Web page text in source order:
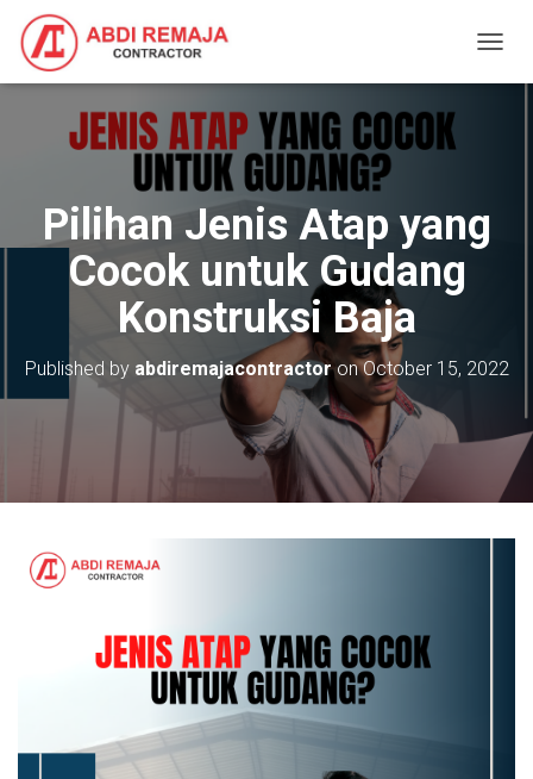
O
O
Pilihan Jenis Atap yang
Cocok untuk Gudang
Konstruksi Baja
Published by abdiremajacontractoronOctober 15, 2022